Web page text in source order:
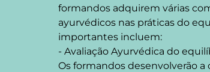
formandos adquirem várias
ayurvédicos nas práticas do
importantes incluem:
- Avaliação Ayurvédica do
Os formandos desenvolverão